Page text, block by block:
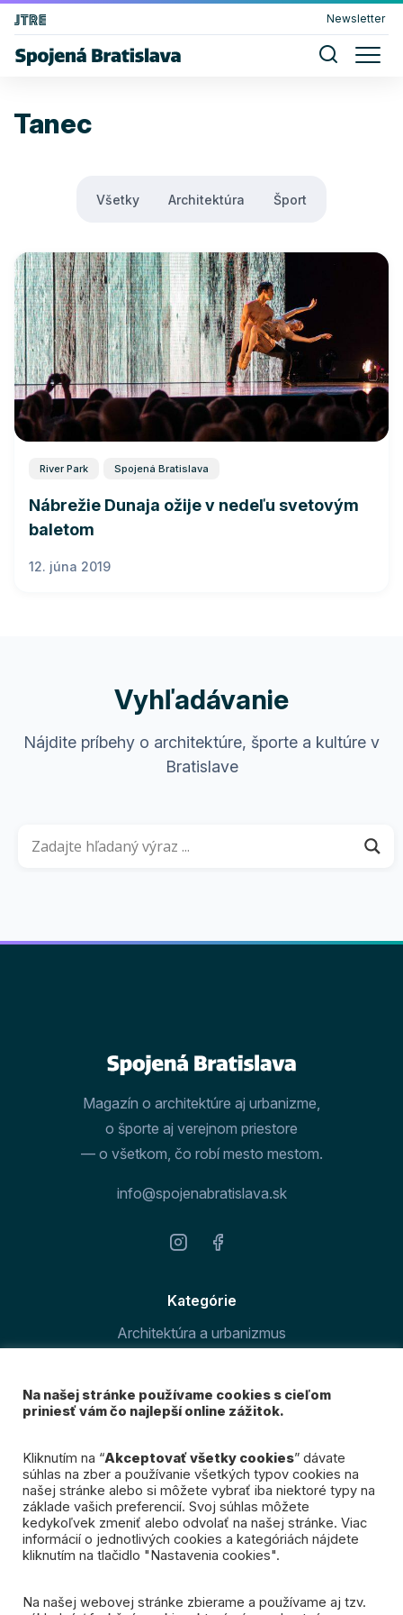
Newsletter
Tanec
Všetky Architektúra Šport
River Park Spojená Bratislava
Nábrežie Dunaja ožije v nedeľu svetovým
baletom
12. júna 2019
Vyhľadávanie
Nájdite príbehy o architektúre, športe a kultúre v
Bratislave
Magazín o architektúre aj urbanizme,
o športe aj verejnom priestore
— o všetkom, čo robí mesto mestom.
info@spojenabratislava.sk
Kategórie
Architektúra a urbanizmus
O magazíne
Prihláste sa k odberu
nášho newslettra
Mám záujem
Na našej stránke používame cookies s cieľom
priniesť vám čo najlepší online zážitok.
Kliknutím na “Akceptovať všetky cookies” dávate
súhlas na zber a používanie všetkých typov cookies na
našej stránke alebo si môžete vybrať iba niektoré typy na
základe vašich preferencií. Svoj súhlas môžete
kedykoľvek zmeniť alebo odvolať na našej stránke. Viac
informácií o jednotlivých cookies a kategóriách nájdete
kliknutím na tlačidlo "Nastavenia cookies".
Na našej webovej stránke zbierame a používame aj tzv.